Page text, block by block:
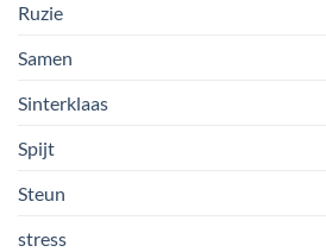
Ruzie
Samen
Sinterklaas
Spijt
Steun
stress